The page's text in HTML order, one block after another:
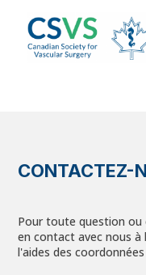
CONTACTEZ-
Pour toute question
en contact avec nous à
l'aides des